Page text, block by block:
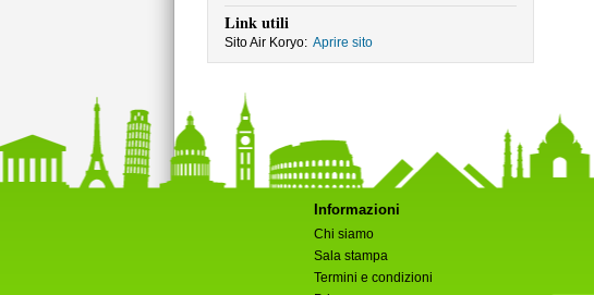
Link utili
Sito Air Koryo: Aprire sito
Informazioni
Chi siamo
Sala stampa
Termini e condizioni